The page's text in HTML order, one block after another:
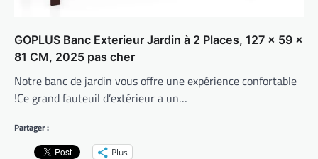
GOPLUS Banc Exterieur Jardin à 2 Places, 127 x 59 x
81 CM, 2025 pas cher
Notre banc de jardin vous offre une expérience confortable
!Ce grand fauteuil d’extérieur a un…
Partager :
Plus